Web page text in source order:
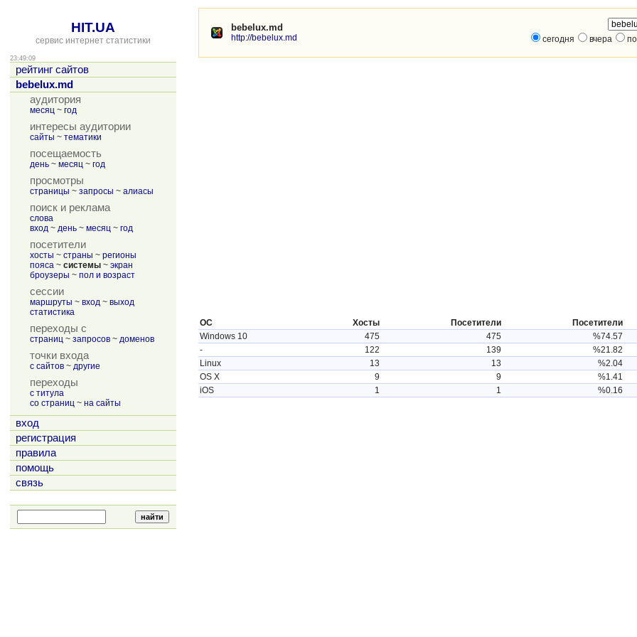
HIT.UA
сервис интернет статистики
23:49:09
рейтинг сайтов
bebelux.md
аудитория
месяц ~ год
интересы аудитории
сайты ~ тематики
посещаемость
день ~ месяц ~ год
просмотры
страницы ~ запросы ~ алиасы
поиск и реклама
слова
вход ~ день ~ месяц ~ год
посетители
хосты ~ страны ~ регионы
пояса ~ системы ~ экран
броузеры ~ пол и возраст
сессии
маршруты ~ вход ~ выход
статистика
переходы с
страниц ~ запросов ~ доменов
точки входа
с сайтов ~ другие
переходы
с титула
со страниц ~ на сайты
вход
регистрация
правила
помощь
связь
bebelux.md
http://bebelux.md сегодня вчера
ОС Хосты Посетители Посетители
Windows 10
475 475 %74.57
-
122 139 %21.82
Linux
13 13 %2.04
OS X
9 9 %1.41
iOS
1 1 %0.16